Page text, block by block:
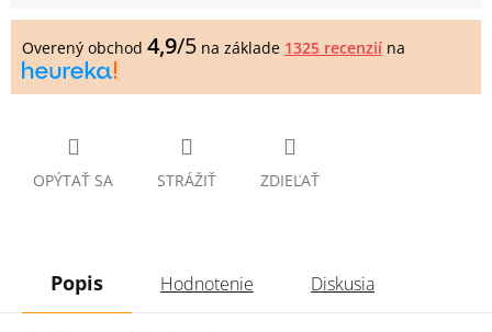
OPÝTAŤ SA STRÁŽIŤ ZDIEĽAŤ
cena:
Overený obchod 4,9/5 na základe 1325 recenzií na
Popis Hodnotenie Diskusia